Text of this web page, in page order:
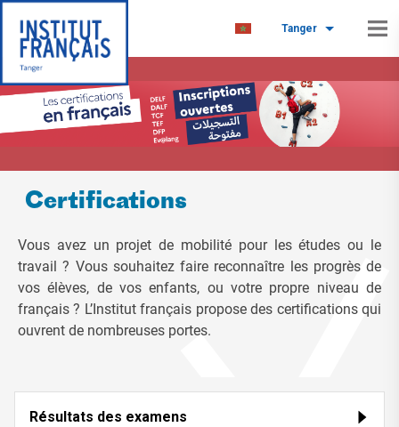
Tanger
Certifications
Vous avez un projet de mobilité pour les études ou le
travail ? Vous souhaitez faire reconnaître les progrès de
vos élèves, de vos enfants, ou votre propre niveau de
français ? L’Institut français propose des certifications qui
ouvrent de nombreuses portes.
Résultats des examens